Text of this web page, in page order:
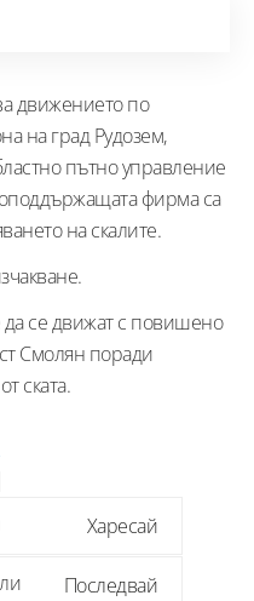
движението по
на град Рудозем,
пътно управление
фирма са
на скалите.
се движат с повишено
Смолян поради
ската.
Харесай
Последвай